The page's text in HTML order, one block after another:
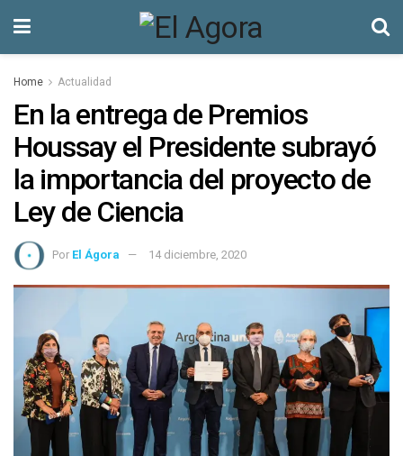
Home Actualidad
En la entrega de Premios
Houssay el Presidente subrayó
la importancia del proyecto de
Ley de Ciencia
Por El Ágora 14 diciembre, 2020